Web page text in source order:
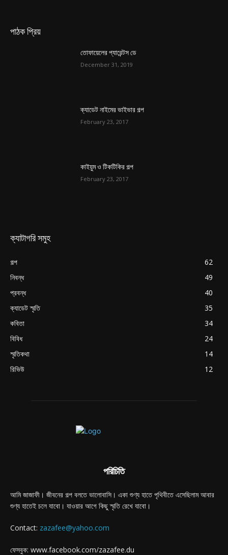
পাঠক প্রিয়
তোফায়েলের প্যারেন্টস ডে
December 31, 2019
ক্যাডেট নাইমের ভাইভার গল্প
February 23, 2017
কাইয়ুম ও টিকটিকির গল্প
February 23, 2017
ক্যাটাগরি সমুহ
গল্প
62
নিবন্ধ
49
প্রবন্ধ
40
ক্যাডেট স্মৃতি
35
কবিতা
34
বিবিধ
24
স্মৃতিকথা
14
রিভিউ
12
পরিচিতি
আমি জাজাফী। জীবনের গল্প বলতে ভালোবাসি। একা শুণ্য হাতে পৃথিবীতে এসেছিলাম আবার
শুণ্য হাতেই চলে যাবো। যাওয়ার আগে কিছু স্মৃতি রেখে যাবো।
Contact: zazafee@yahoo.com
ফেসবুক: www.facebook.com/zazafee.du